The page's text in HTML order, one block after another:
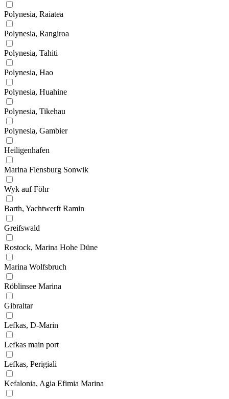
Polynesia, Raiatea
Polynesia, Rangiroa
Polynesia, Tahiti
Polynesia, Hao
Polynesia, Huahine
Polynesia, Tikehau
Polynesia, Gambier
Heiligenhafen
Marina Flensburg Sonwik
Wyk auf Föhr
Barth, Yachtwerft Ramin
Greifswald
Rostock, Marina Hohe Düne
Marina Wolfsbruch
Röblinsee Marina
Gibraltar
Lefkas, D-Marin
Lefkas main port
Lefkas, Perigiali
Kefalonia, Agia Efimia Marina